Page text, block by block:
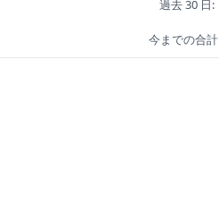
過去 30 日:
今までの合計